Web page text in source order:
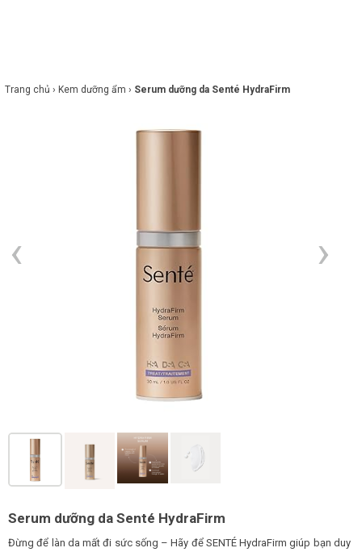
FEATURED BRAND
Trang chủ › Kem dưỡng ẩm › Serum dưỡng da Senté HydraFirm
Serum dưỡng da Senté HydraFirm
Đừng để làn da mất đi sức sống – Hãy để SENTÉ HydraFirm giúp bạn duy